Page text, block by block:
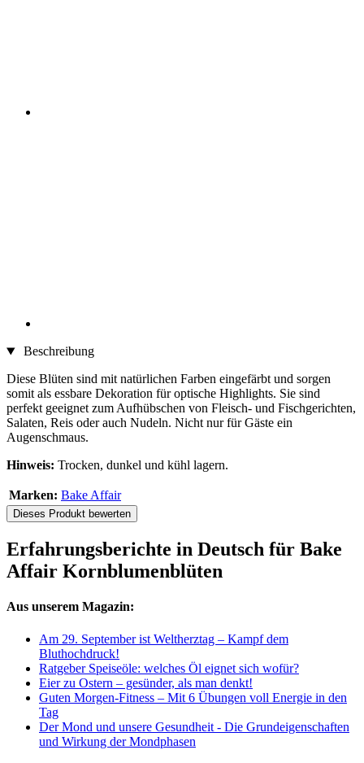
Beschreibung
Diese Blüten sind mit natürlichen Farben eingefärbt und sorgen
somit als essbare Dekoration für optische Highlights. Sie sind
perfekt geeignet zum Aufhübschen von Fleisch- und Fischgerichten,
Salaten, Reis oder auch Nudeln. Nicht nur für Gäste ein
Augenschmaus.
Hinweis: Trocken, dunkel und kühl lagern.
Marken: Bake Affair
Dieses Produkt bewerten
Erfahrungsberichte in Deutsch für Bake
Affair Kornblumenblüten
Aus unserem Magazin:
Am 29. September ist Weltherztag – Kampf dem
Bluthochdruck!
Ratgeber Speiseöle: welches Öl eignet sich wofür?
Eier zu Ostern – gesünder, als man denkt!
Guten Morgen-Fitness – Mit 6 Übungen voll Energie in den
Tag
Der Mond und unsere Gesundheit - Die Grundeigenschaften
und Wirkung der Mondphasen